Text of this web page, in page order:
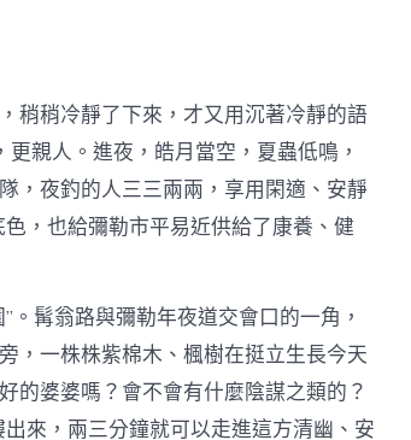
稍稍冷靜了下來，才又用沉著冷靜的語
親人。進夜，皓月當空，夏蟲低鳴，
，夜釣的人三三兩兩，享用閑適、安靜
，也給彌勒市平易近供給了康養、健
。髯翁路與彌勒年夜道交會口的一角，
，一株株紫棉木、楓樹在挺立生長今天
的婆婆嗎？會不會有什麼陰謀之類的？
來，兩三分鐘就可以走進這方清幽、安